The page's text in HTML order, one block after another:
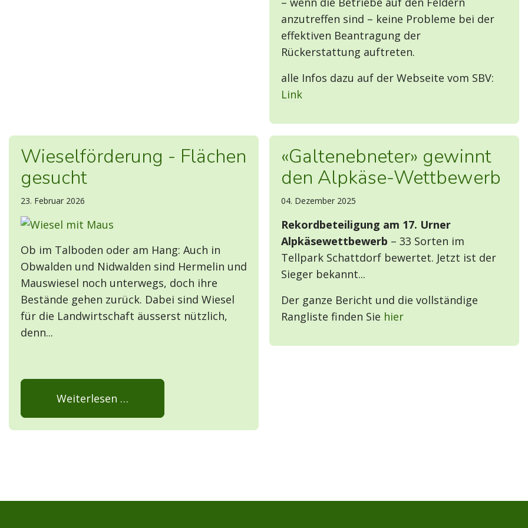
anzutreffen sind – keine Probleme bei der
effektiven Beantragung der
Rückerstattung auftreten.
alle Infos dazu auf der Webseite vom SBV:
Link
Wieselförderung - Flächen
gesucht
23. Februar 2026
Ob im Talboden oder am Hang: Auch in
Obwalden und Nidwalden sind Hermelin und
Mauswiesel noch unterwegs, doch ihre
Bestände gehen zurück. Dabei sind Wiesel
für die Landwirtschaft äusserst nützlich,
denn...
Weiterlesen …
«Galtenebneter» gewinnt
den Alpkäse-Wettbewerb
04. Dezember 2025
Rekordbeteiligung am 17. Urner
Alpkäsewettbewerb – 33 Sorten im
Tellpark Schattdorf bewertet. Jetzt ist der
Sieger bekannt...
Der ganze Bericht und die vollständige
Rangliste finden Sie hier